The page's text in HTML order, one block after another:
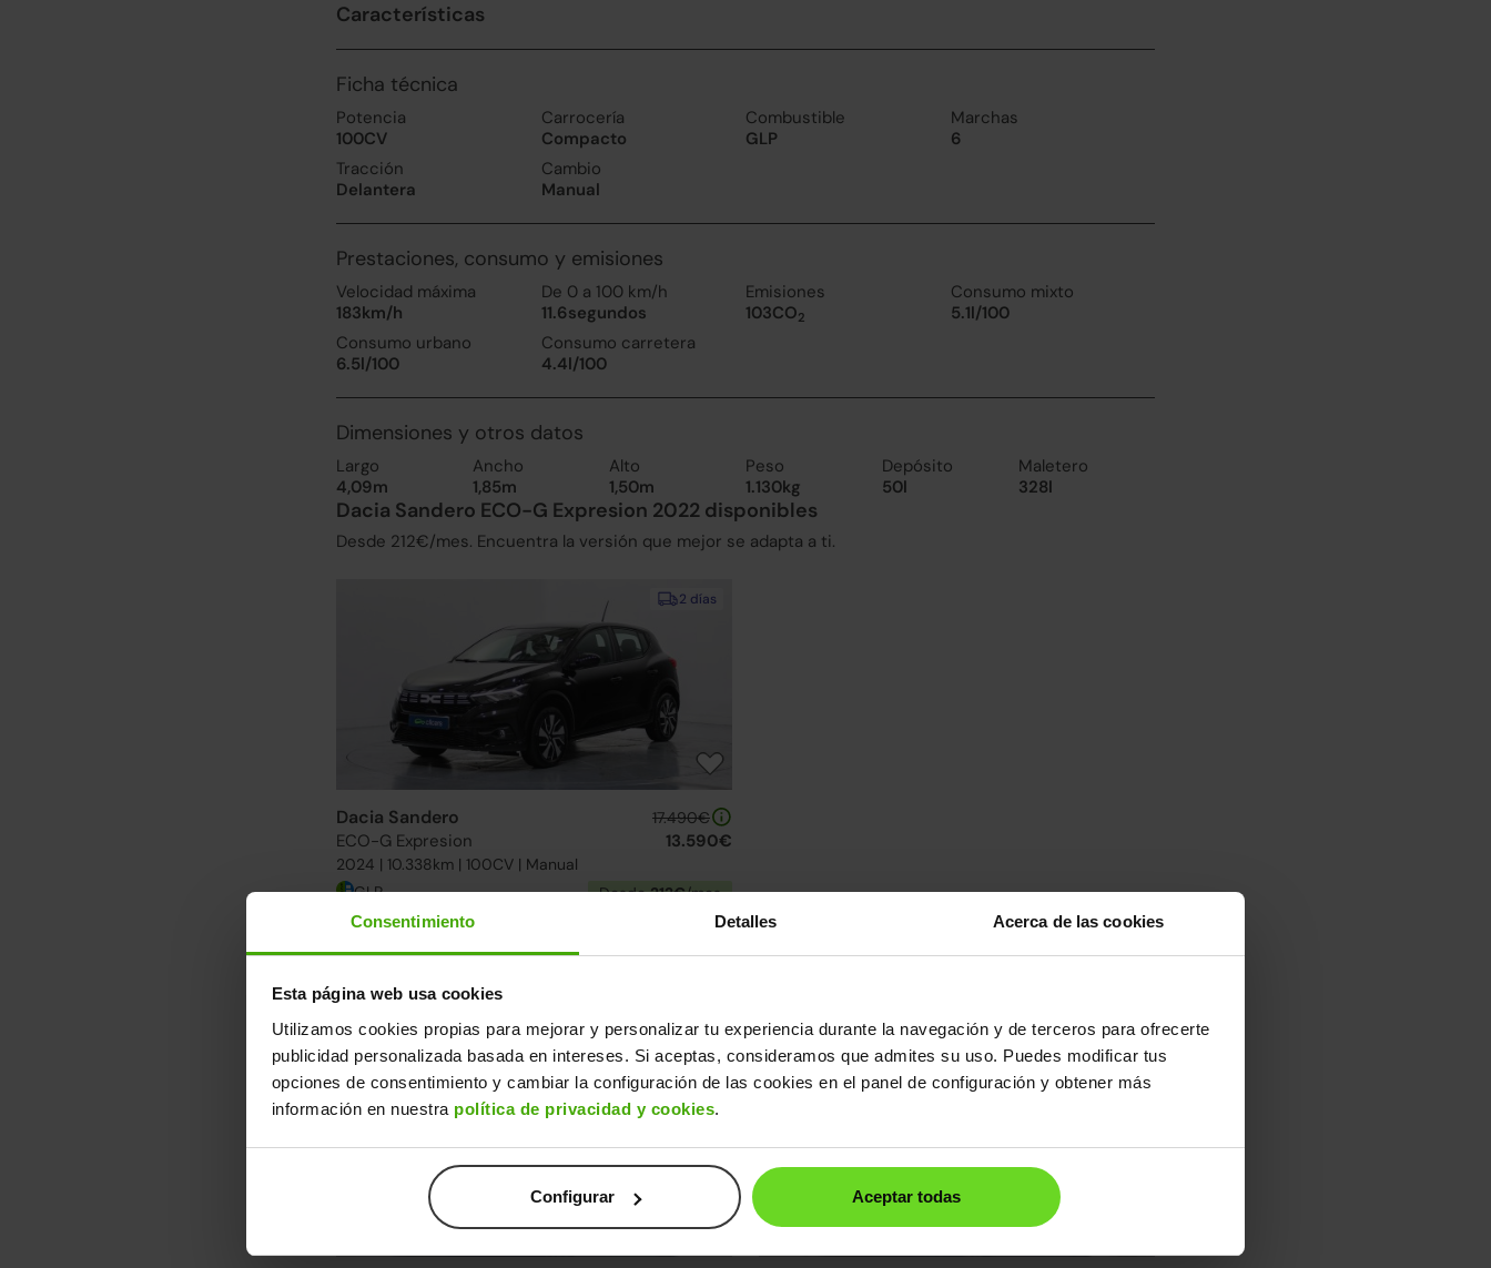
Consentimiento Detalles Acerca de las cookies
Esta página web usa cookies
Utilizamos cookies propias para mejorar y personalizar tu experiencia durante la navegación y de terceros para ofrecerte
publicidad personalizada basada en intereses. Si aceptas, consideramos que admites su uso. Puedes modificar tus
opciones de consentimiento y cambiar la configuración de las cookies en el panel de configuración y obtener más
información en nuestra política de privacidad y cookies.
Configurar Aceptar todas
Características
Ficha técnica
Potencia
100CV
Carrocería
Compacto
Combustible
GLP
Marchas
6
Tracción
Delantera
Cambio
Manual
Prestaciones, consumo y emisiones
Velocidad máxima
183km/h
De 0 a 100 km/h
11.6segundos
Emisiones
103CO2
Consumo mixto
5.1l/100
Consumo urbano
6.5l/100
Consumo carretera
4.4l/100
Dimensiones y otros datos
Largo
4,09m
Ancho
1,85m
Alto
1,50m
Peso
1.130kg
Depósito
50l
Maletero
328l
Dacia Sandero ECO-G Expresion 2022 disponibles
Desde 212€/mes. Encuentra la versión que mejor se adapta a ti.
2 días
Dacia Sandero
ECO-G Expresion
2024 | 10.338km | 100CV | Manual
17.490€
13.590€
GLP Desde212€/mes
Ver más Dacia Sandero
2 días
4 ruedas nuevas
Correa nueva
2 días
↓ 200€